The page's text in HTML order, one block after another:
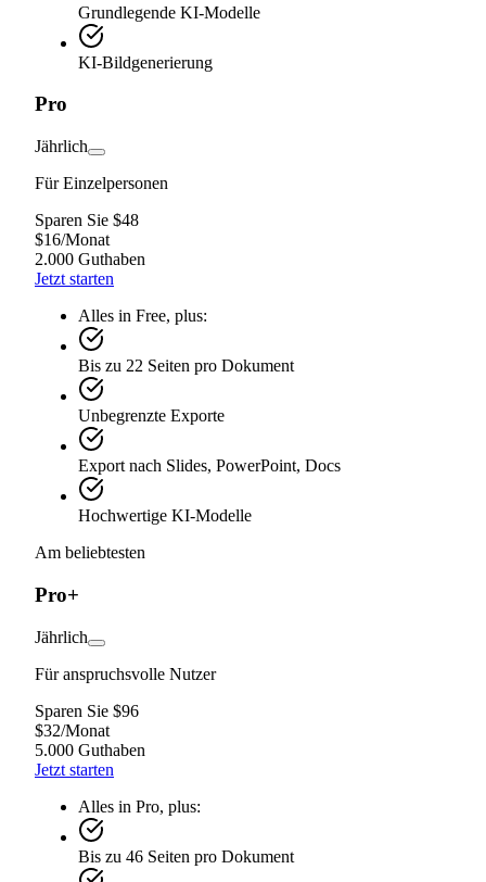
Grundlegende KI-Modelle
KI-Bildgenerierung
Pro
Jährlich
Für Einzelpersonen
Sparen Sie $48
$16/Monat
2.000 Guthaben
Jetzt starten
Alles in Free, plus:
Bis zu 22 Seiten pro Dokument
Unbegrenzte Exporte
Export nach Slides, PowerPoint, Docs
Hochwertige KI-Modelle
Am beliebtesten
Pro+
Jährlich
Für anspruchsvolle Nutzer
Sparen Sie $96
$32/Monat
5.000 Guthaben
Jetzt starten
Alles in Pro, plus:
Bis zu 46 Seiten pro Dokument